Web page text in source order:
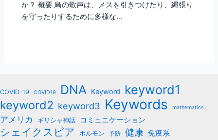
か？ 概要 鳥の歌声は、メスを引きつけたり、縄張り
を守ったりするために多様な…
COVID-19 COVID19 DNA Keyword keyword1
keyword2 keyword3 Keywords mathematics
アメリカ ギリシャ神話 コミュニケーション
シェイクスピア ホルモン 予防 健康 免疫系